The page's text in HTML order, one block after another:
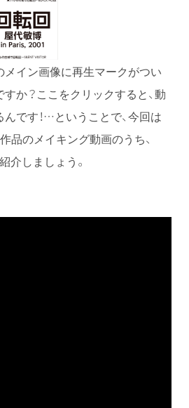
イン画像に再生マークがつい
か？ここをクリックすると、動
です！…ということで、今回は
品のメイキング動画のうち、
介しましょう。